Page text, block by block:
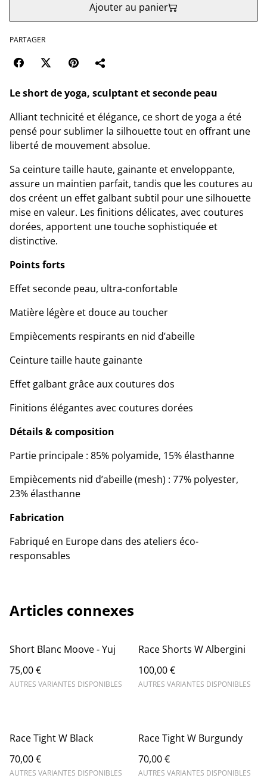
Ajouter au panier
PARTAGER
Le short de yoga, sculptant et seconde peau
Alliant technicité et élégance, ce short de yoga a été
pensé pour sublimer la silhouette tout en offrant une
liberté de mouvement absolue.
Sa ceinture taille haute, gainante et enveloppante,
assure un maintien parfait, tandis que les coutures au
dos créent un effet galbant subtil pour une silhouette
mise en valeur. Les finitions délicates, avec coutures
dorées, apportent une touche sophistiquée et
distinctive.
Points forts
Effet seconde peau, ultra-confortable
Matière légère et douce au toucher
Empiècements respirants en nid d’abeille
Ceinture taille haute gainante
Effet galbant grâce aux coutures dos
Finitions élégantes avec coutures dorées
Détails & composition
Partie principale : 85% polyamide, 15% élasthanne
Empiècements nid d’abeille (mesh) : 77% polyester,
23% élasthanne
Fabrication
Fabriqué en Europe dans des ateliers éco-
responsables
Articles connexes
Short Blanc Moove - Yuj
75,00 €
AUTRES VARIANTES DISPONIBLES
Race Shorts W Albergini
100,00 €
AUTRES VARIANTES DISPONIBLES
Race Tight W Black
70,00 €
AUTRES VARIANTES DISPONIBLES
Race Tight W Burgundy
70,00 €
AUTRES VARIANTES DISPONIBLES